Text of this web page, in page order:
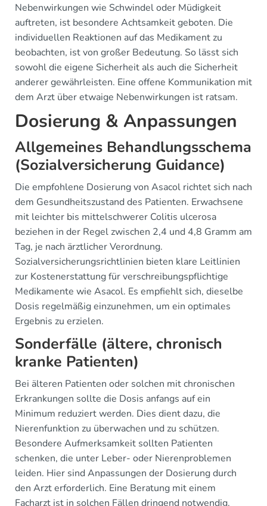
Nebenwirkungen wie Schwindel oder Müdigkeit
auftreten, ist besondere Achtsamkeit geboten. Die
individuellen Reaktionen auf das Medikament zu
beobachten, ist von großer Bedeutung. So lässt sich
sowohl die eigene Sicherheit als auch die Sicherheit
anderer gewährleisten. Eine offene Kommunikation mit
dem Arzt über etwaige Nebenwirkungen ist ratsam.
Dosierung & Anpassungen
Allgemeines Behandlungsschema
(Sozialversicherung Guidance)
Die empfohlene Dosierung von Asacol richtet sich nach
dem Gesundheitszustand des Patienten. Erwachsene
mit leichter bis mittelschwerer Colitis ulcerosa
beziehen in der Regel zwischen 2,4 und 4,8 Gramm am
Tag, je nach ärztlicher Verordnung.
Sozialversicherungsrichtlinien bieten klare Leitlinien
zur Kostenerstattung für verschreibungspflichtige
Medikamente wie Asacol. Es empfiehlt sich, dieselbe
Dosis regelmäßig einzunehmen, um ein optimales
Ergebnis zu erzielen.
Sonderfälle (ältere, chronisch
kranke Patienten)
Bei älteren Patienten oder solchen mit chronischen
Erkrankungen sollte die Dosis anfangs auf ein
Minimum reduziert werden. Dies dient dazu, die
Nierenfunktion zu überwachen und zu schützen.
Besondere Aufmerksamkeit sollten Patienten
schenken, die unter Leber- oder Nierenproblemen
leiden. Hier sind Anpassungen der Dosierung durch
den Arzt erforderlich. Eine Beratung mit einem
Facharzt ist in solchen Fällen dringend notwendig.